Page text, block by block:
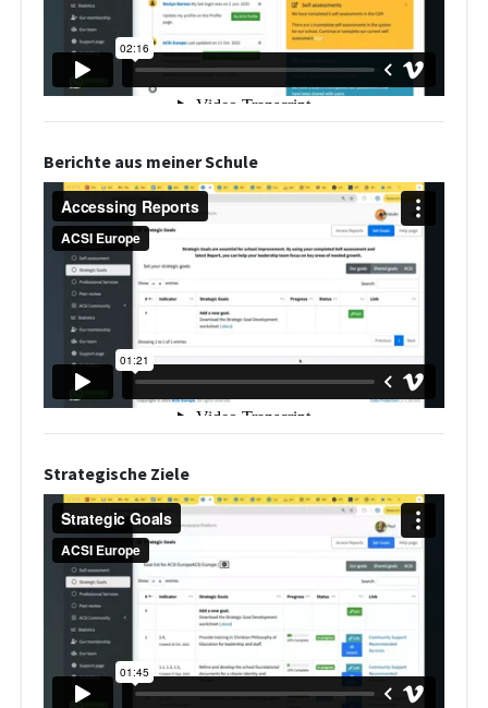
Berichte aus meiner Schule
Strategische Ziele